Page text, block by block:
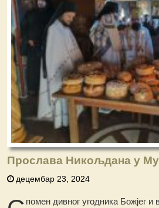
Прослава Никољдана у
децембар 23, 2024
помен дивног угодника Божјег и